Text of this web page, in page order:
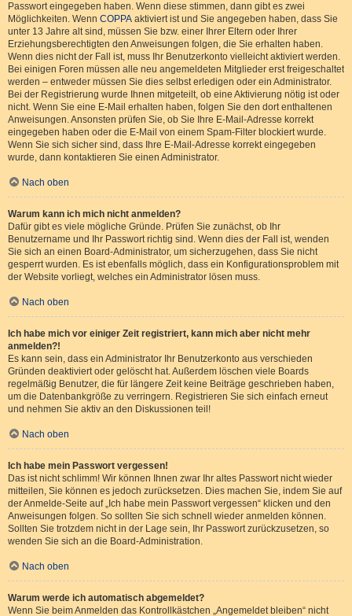
Passwort eingegeben haben. Wenn diese stimmen, dann gibt es zwei
Möglichkeiten. Wenn COPPA aktiviert ist und Sie angegeben haben, dass Sie
unter 13 Jahre alt sind, müssen Sie bzw. einer Ihrer Eltern oder Ihrer
Erziehungsberechtigten den Anweisungen folgen, die Sie erhalten haben.
Wenn dies nicht der Fall ist, muss Ihr Benutzerkonto vielleicht aktiviert werden.
Bei einigen Foren müssen alle neu angemeldeten Mitglieder erst freigeschaltet
werden – entweder müssen Sie dies selbst erledigen oder ein Administrator.
Bei der Registrierung wurde Ihnen mitgeteilt, ob eine Aktivierung nötig ist oder
nicht. Wenn Sie eine E-Mail erhalten haben, folgen Sie den dort enthaltenen
Anweisungen. Ansonsten prüfen Sie, ob Sie Ihre E-Mail-Adresse korrekt
eingegeben haben oder die E-Mail von einem Spam-Filter blockiert wurde.
Wenn Sie sich sicher sind, dass Ihre E-Mail-Adresse korrekt eingegeben
wurde, dann kontaktieren Sie einen Administrator.
Nach oben
Warum kann ich mich nicht anmelden?
Dafür gibt es viele mögliche Gründe. Prüfen Sie zunächst, ob Ihr
Benutzername und Ihr Passwort richtig sind. Wenn dies der Fall ist, wenden
Sie sich an einen Board-Administrator, um sicherzugehen, dass Sie nicht
gesperrt wurden. Es ist ebenfalls möglich, dass ein Konfigurationsproblem mit
der Website vorliegt, welches ein Administrator lösen muss.
Nach oben
Ich habe mich vor einiger Zeit registriert, kann mich aber nicht mehr
anmelden?!
Es kann sein, dass ein Administrator Ihr Benutzerkonto aus verschieden
Gründen deaktiviert oder gelöscht hat. Außerdem löschen viele Boards
regelmäßig Benutzer, die für längere Zeit keine Beiträge geschrieben haben,
um die Datenbankgröße zu verringern. Registrieren Sie sich einfach erneut
und nehmen Sie aktiv an den Diskussionen teil!
Nach oben
Ich habe mein Passwort vergessen!
Das ist nicht schlimm! Wir können Ihnen zwar Ihr altes Passwort nicht wieder
mitteilen, Sie können es jedoch zurücksetzen. Dies machen Sie, indem Sie auf
der Anmelde-Seite auf „Ich habe mein Passwort vergessen“ klicken und den
Anweisungen folgen. So sollten Sie sich schnell wieder anmelden können.
Sollten Sie trotzdem nicht in der Lage sein, Ihr Passwort zurückzusetzen, so
wenden Sie sich an die Board-Administration.
Nach oben
Warum werde ich automatisch abgemeldet?
Wenn Sie beim Anmelden das Kontrollkästchen „Angemeldet bleiben“ nicht